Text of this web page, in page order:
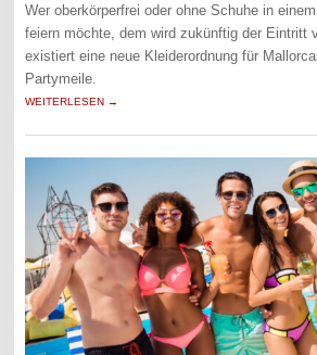
Wer oberkörperfrei oder ohne Schuhe in
feiern möchte, dem wird zukünftig der Eintritt
existiert eine neue Kleiderordnung für
Partymeile.
WEITERLESEN →